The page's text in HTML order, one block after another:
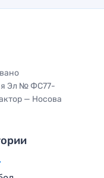
Эл № ФС77-
— Носова